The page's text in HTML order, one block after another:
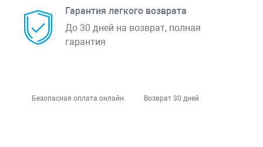
Гарантия легкого возврата
До 30 дней на возврат, полная
гарантия
Безопасная оплата онлайн Возврат 30 дней